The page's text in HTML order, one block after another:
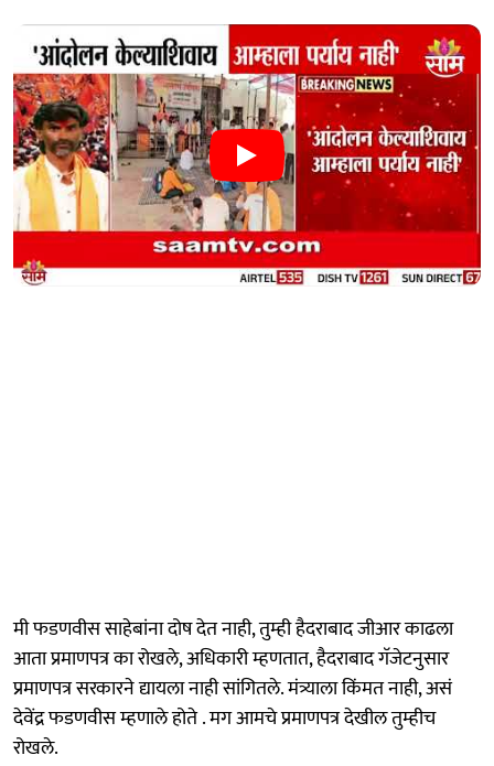
मी फडणवीस साहेबांना दोष देत नाही, तुम्ही हैदराबाद जीआर काढला
आता प्रमाणपत्र का रोखले, अधिकारी म्हणतात, हैदराबाद गॅजेटनुसार
प्रमाणपत्र सरकारने द्यायला नाही सांगितले. मंत्र्याला किंमत नाही, असं
देवेंद्र फडणवीस म्हणाले होते . मग आमचे प्रमाणपत्र देखील तुम्हीच
रोखले.